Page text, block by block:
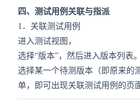
四、测试用例关联与指派
1．关联测试用例
进入测试视图，
选择“版本”，然后进入版本列表。
选择某一个待测版本（即原来的
单，即可出现关联测试用例的页